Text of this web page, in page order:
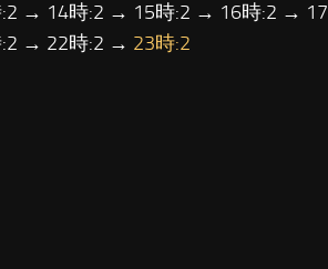
→ 14時:2 → 15時:2 → 16時:2 → 17
→ 22時:2 → 23時:2